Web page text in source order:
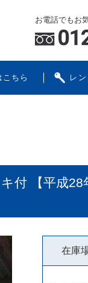
お電話でもお
ちら レ
付 【平成28
在庫